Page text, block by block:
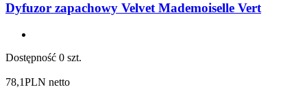
Dyfuzor zapachowy Velvet Mademoiselle Vert
Dostępność 0 szt.
78,1PLN netto